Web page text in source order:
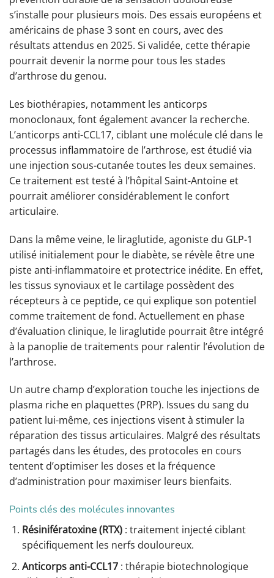
s’installe pour plusieurs mois. Des essais européens et
américains de phase 3 sont en cours, avec des
résultats attendus en 2025. Si validée, cette thérapie
pourrait devenir la norme pour tous les stades
d’arthrose du genou.
Les biothérapies, notamment les anticorps
monoclonaux, font également avancer la recherche.
L’anticorps anti-CCL17, ciblant une molécule clé dans le
processus inflammatoire de l’arthrose, est étudié via
une injection sous-cutanée toutes les deux semaines.
Ce traitement est testé à l’hôpital Saint-Antoine et
pourrait améliorer considérablement le confort
articulaire.
Dans la même veine, le liraglutide, agoniste du GLP-1
utilisé initialement pour le diabète, se révèle être une
piste anti-inflammatoire et protectrice inédite. En effet,
les tissus synoviaux et le cartilage possèdent des
récepteurs à ce peptide, ce qui explique son potentiel
comme traitement de fond. Actuellement en phase
d’évaluation clinique, le liraglutide pourrait être intégré
à la panoplie de traitements pour ralentir l’évolution de
l’arthrose.
Un autre champ d’exploration touche les injections de
plasma riche en plaquettes (PRP). Issues du sang du
patient lui-même, ces injections visent à stimuler la
réparation des tissus articulaires. Malgré des résultats
partagés dans les études, des protocoles en cours
tentent d’optimiser les doses et la fréquence
d’administration pour maximiser leurs bienfaits.
Points clés des molécules innovantes
Résinifératoxine (RTX): traitement injecté ciblant
spécifiquement les nerfs douloureux.
Anticorps anti-CCL17: thérapie biotechnologique